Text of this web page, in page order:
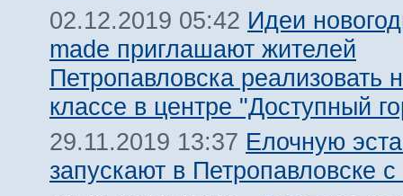
02.12.2019 05:42 Идеи
made приглашают жителей
Петропавловска реализовать
классе в центре "Доступный
29.11.2019 13:37 Елочную
запускают в Петропавловске